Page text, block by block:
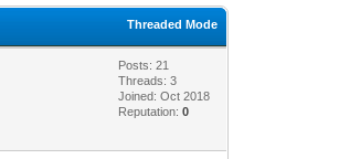
Threaded Mode
Posts: 21
Threads: 3
Joined: Oct 2018
Reputation:0